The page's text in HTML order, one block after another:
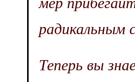
радикальным
Теперь вы